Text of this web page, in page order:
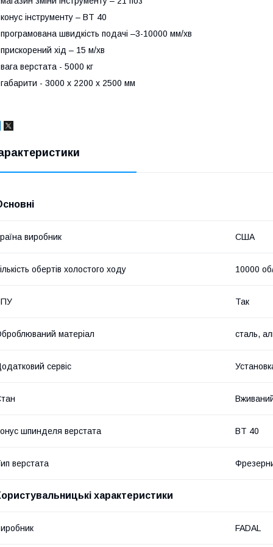
інструменту – BT 40
швидкість подачі –3-10000 мм/хв
хід – 15 м/хв
верстата - 5000 кг
- 3000 x 2200 x 2500 мм
виробник США
обертів холостого ходу 10000
Так
матеріал сталь,
сервіс
шпинделя верстата BT 40
верстата
характеристики
FADAL